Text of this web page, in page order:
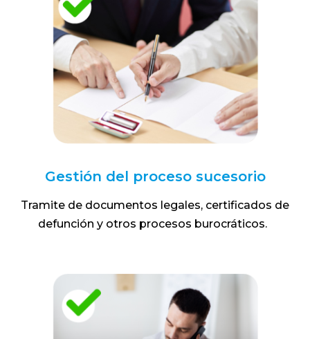
Gestión del proceso sucesorio
Tramite de documentos legales, certificados de
defunción y otros procesos burocráticos.